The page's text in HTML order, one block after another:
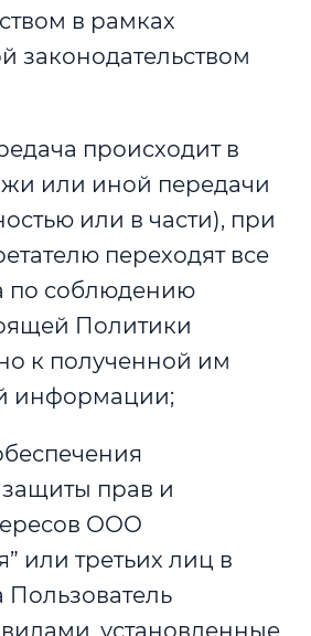
в рамках
законодательством
происходит в
или иной передачи
или в части), при
переходят все
по соблюдению
Политики
к полученной им
информации;
прав и
ООО
или третьих лиц в
Пользователь
установленные